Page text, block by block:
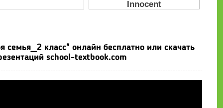
класс" онлайн бесплатно или скачать
school-textbook.com